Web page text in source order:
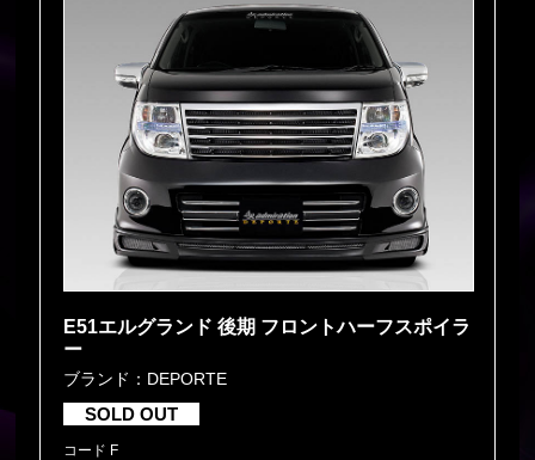
E51エルグランド 後期 フロントハーフスポイラ
ー
ブランド：DEPORTE
SOLD OUT
コード F